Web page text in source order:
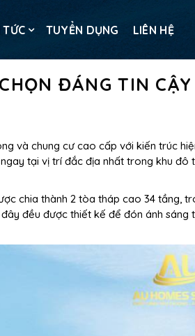
TUYỂN DỤNG LIÊN HỆ
ĐÁNG TIN CẬY
và chung cư cao cấp với kiến trúc
tại vị trí đắc địa nhất trong khu đô
chia thành 2 tòa tháp cao 34 tầng,
đều được thiết kế để đón ánh sáng